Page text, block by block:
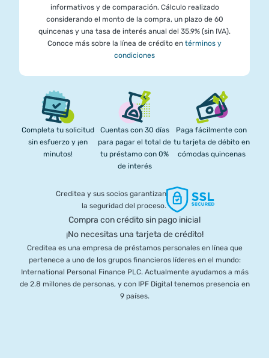
informativos y de comparación. Cálculo realizado
considerando el monto de la compra, un plazo de 60
quincenas y una tasa de interés anual del 35.9% (sin IVA).
Conoce más sobre la línea de crédito en términos y
condiciones
Completa tu solicitud
sin esfuerzo y ¡en
minutos!
Cuentas con 30 días
para pagar el total de
tu préstamo con 0%
de interés
Paga fácilmente con
tu tarjeta de débito en
cómodas quincenas
Creditea y sus socios garantizan
la seguridad del proceso.
Compra con crédito sin pago inicial
¡No necesitas una tarjeta de crédito!
Creditea es una empresa de préstamos personales en línea que
pertenece a uno de los grupos financieros líderes en el mundo:
International Personal Finance PLC. Actualmente ayudamos a más
de 2.8 millones de personas, y con IPF Digital tenemos presencia en
9 países.